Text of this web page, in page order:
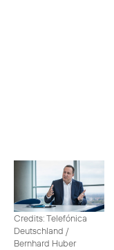
Credits: Telefónica
Deutschland /
Bernhard Huber